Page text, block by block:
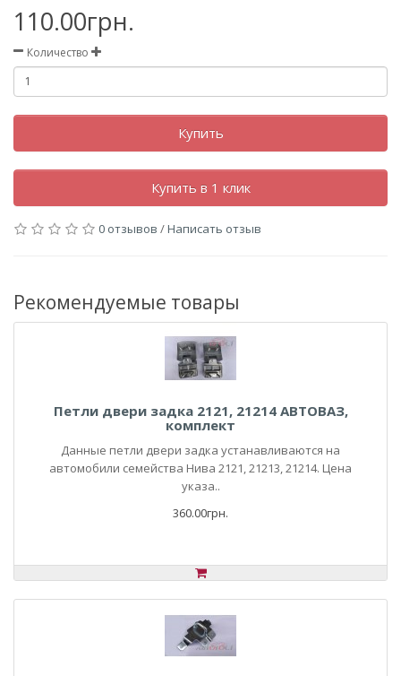
110.00грн.
Количество
Купить
Купить в 1 клик
0 отзывов /Написать отзыв
Рекомендуемые товары
Петли двери задка 2121, 21214 АВТОВАЗ,
комплект
Данные петли двери задка устанавливаются на
автомобили семейства Нива 2121, 21213, 21214. Цена
указа..
360.00грн.